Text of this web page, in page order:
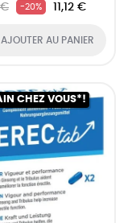
€ -20% 11,12 €
AJOUTER AU PANIER
CHEZ VOUS*!